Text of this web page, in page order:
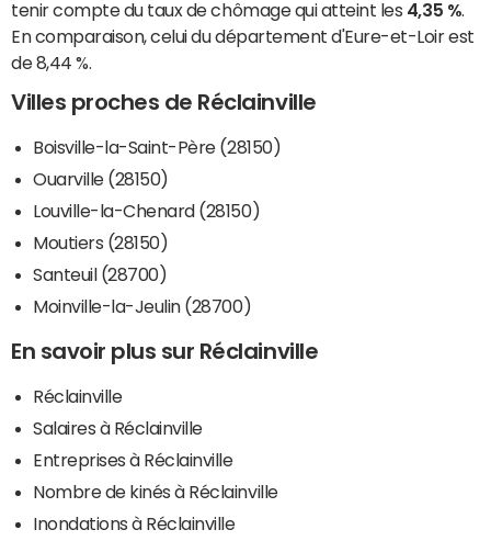
tenir compte du taux de chômage qui atteint les 4,35 %
En comparaison, celui du département d'Eure-et-Loir est
de 8,44 %.
Villes proches de Réclainville
Boisville-la-Saint-Père (28150)
Ouarville (28150)
Louville-la-Chenard (28150)
Moutiers (28150)
Santeuil (28700)
Moinville-la-Jeulin (28700)
En savoir plus sur Réclainville
Réclainville
Salaires à Réclainville
Entreprises à Réclainville
Nombre de kinés à Réclainville
Inondations à Réclainville